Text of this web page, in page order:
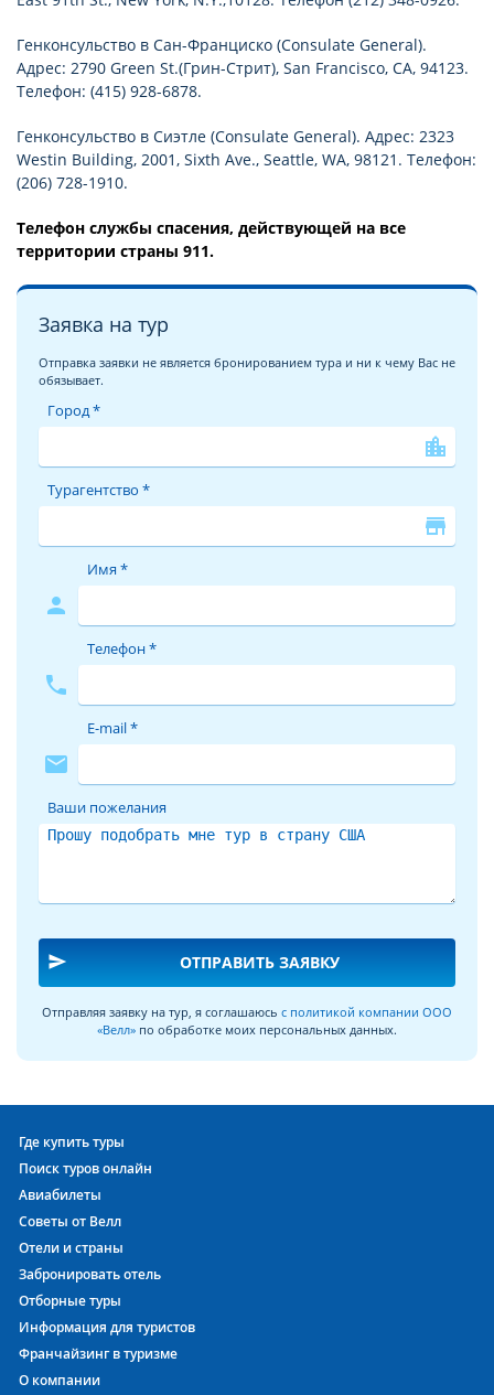
Генконсульство в Сан-Франциско (Consulate General).
Адрес: 2790 Green St.(Грин-Стрит), San Francisco, CA, 94123.
Телефон: (415) 928-6878.
Генконсульство в Сиэтле (Consulate General). Адрес: 2323
Westin Building, 2001, Sixth Ave., Seattle, WA, 98121. Телефон:
(206) 728-1910.
Телефон службы спасения, действующей на все
территории страны 911.
Заявка на тур
Отправка заявки не является бронированием тура и ни к чему Вас не
обязывает.
Город *
location_city
Турагентство *
store
person
Имя *
phone
Телефон *
mail
E-mail *
Ваши пожелания
send ОТПРАВИТЬ ЗАЯВКУ
Отправляя заявку на тур, я соглашаюсь с политикой компании ООО
«Велл» по обработке моих персональных данных.
Где купить туры
Поиск туров онлайн
Авиабилеты
Советы от Велл
Отели и страны
Забронировать отель
Отборные туры
Информация для туристов
Франчайзинг в туризме
О компании